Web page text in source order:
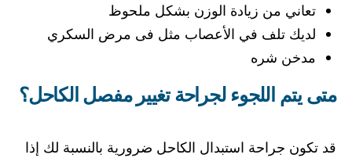
تعاني من زيادة الوزن بشكل ملحوظ
لديك تلف في الأعصاب مثل فى مرض السكري
مدخن شره
متى يتم اللجوء لجراحة تغيير مفصل الكاحل؟
قد تكون جراحة استبدال الكاحل ضرورية بالنسبة لك إذا